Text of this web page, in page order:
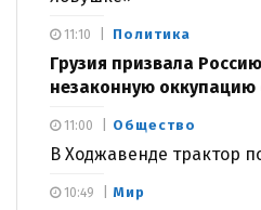
Политика
Грузия призвала
незаконную оккупацию
11:10
Общество
В Ходжавенде трактор
11:00
Мир
10:49